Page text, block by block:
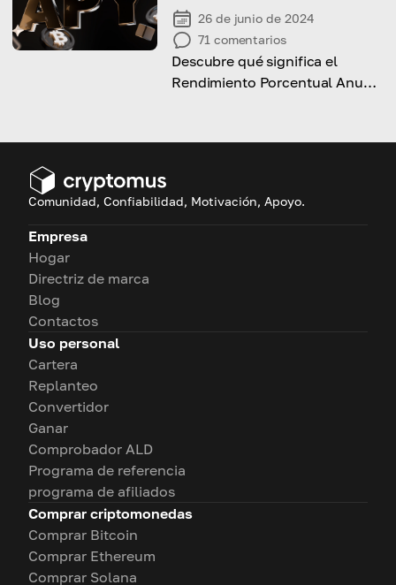
26 de junio de 2024
71 comentarios
Descubre qué significa el
Rendimiento Porcentual Anual
Comunidad, Confiabilidad, Motivación, Apoyo.
Empresa
Hogar
Directriz de marca
Blog
Contactos
Uso personal
Cartera
Replanteo
Convertidor
Ganar
Comprobador ALD
Programa de referencia
programa de afiliados
Comprar criptomonedas
Comprar Bitcoin
Comprar Ethereum
Comprar Solana